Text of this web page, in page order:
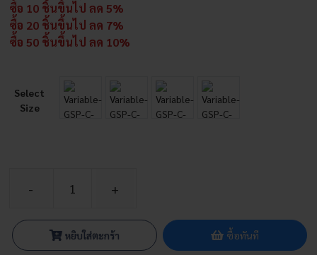
ซื้อ 10 ชิ้นขึ้นไป ลด 5%
ซื้อ 20 ชิ้นขึ้นไป ลด 7%
ซื้อ 50 ชิ้นขึ้นไป ลด 10%
Select
Size
จำนวน
ต่อ
3
หยิบใส่ตะกร้า ซื้อทันที